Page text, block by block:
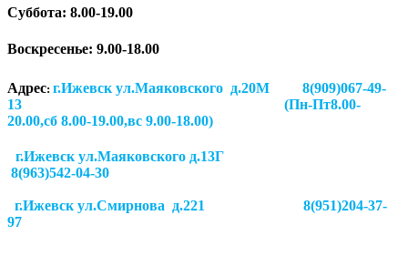
Суббота: 8.00-19.00
Воскресенье: 9.00-18.00
Адрес: г.Ижевск ул.Маяковского д.20М 8(909)067-49-
13 (Пн-Пт8.00-
20.00,сб 8.00-19.00,вс 9.00-18.00)
г.Ижевск ул.Маяковского д.13Г
8(963)542-04-30
г.Ижевск ул.Смирнова д.221
8(951)204-37-
97